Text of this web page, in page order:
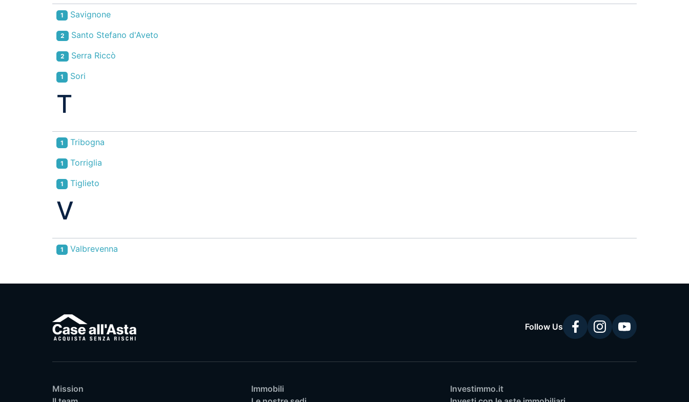
1 Savignone
2 Santo Stefano d'Aveto
2 Serra Riccò
1 Sori
T
1 Tribogna
1 Torriglia
1 Tiglieto
V
1 Valbrevenna
Follow Us
Mission
Immobili
Investimmo.it